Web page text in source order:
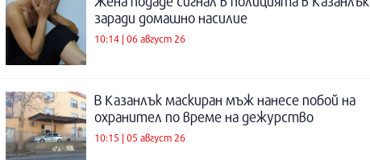
заради домашно насилие
10:14 | 06 август 26
В Казанлък маскиран мъж нанесе побой на
охранител по време на дежурство
10:15 | 05 август 26